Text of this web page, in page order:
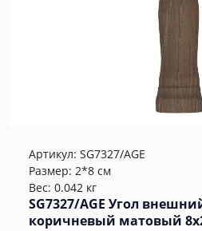
Артикул: SG7327/AGE
Размер: 2*8 см
Вес: 0.042 кг
SG7327/AGE Угол
коричневый матовый